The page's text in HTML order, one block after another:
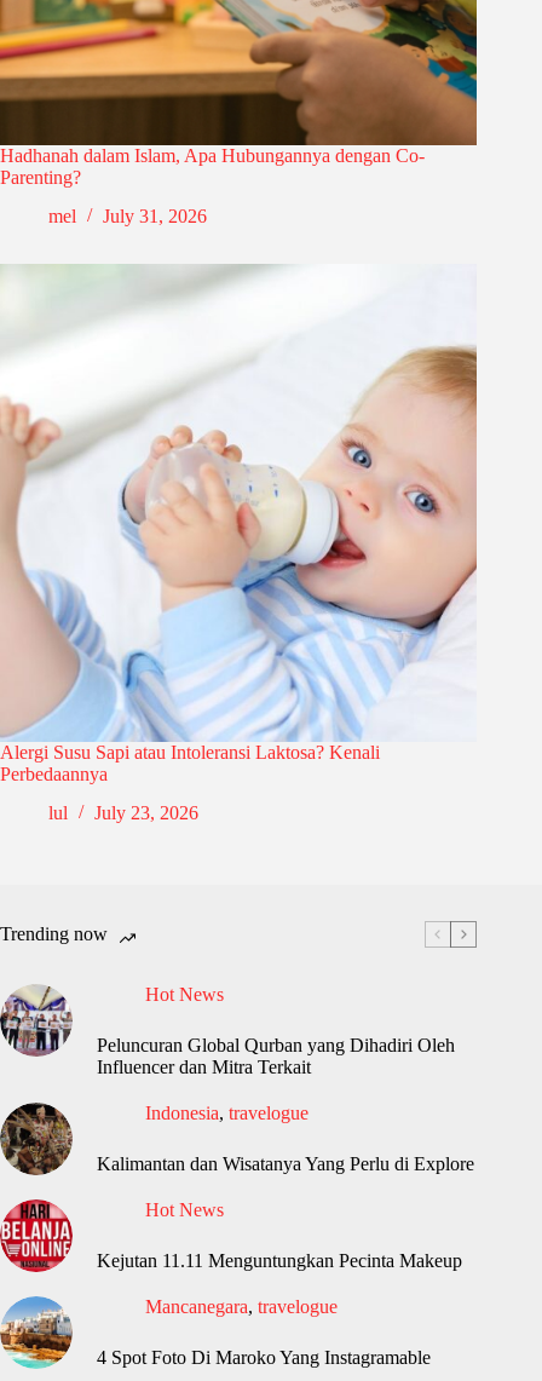
Hadhanah dalam Islam, Apa Hubungannya dengan Co-
Parenting?
mel
July 31, 2026
Alergi Susu Sapi atau Intoleransi Laktosa? Kenali
Perbedaannya
lul
July 23, 2026
Trending now
Hot News
Peluncuran Global Qurban yang Dihadiri Oleh
Influencer dan Mitra Terkait
Indonesia, travelogue
Kalimantan dan Wisatanya Yang Perlu di Explore
Hot News
Kejutan 11.11 Menguntungkan Pecinta Makeup
Mancanegara, travelogue
4 Spot Foto Di Maroko Yang Instagramable